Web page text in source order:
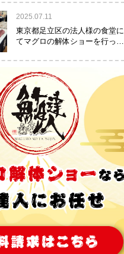
2025.07.11
東京都足立区の法人様の食堂に
てマグロの解体ショーを行って